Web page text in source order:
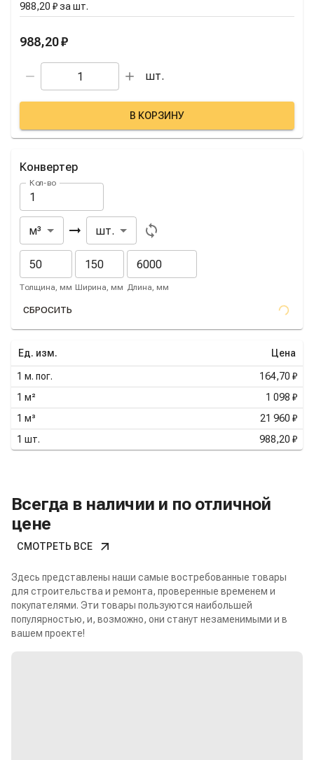
988,20 ₽за шт.
988,20 ₽
шт.
В КОРЗИНУ
Конвертер
Кол-во
Из
м³
В
шт.
Толщина, мм Ширина, мм Длина, мм
СБРОСИТЬ
Ед. изм. Цена
1 м. пог.
164,70 ₽
1 м²
1 098 ₽
1 м³
21 960 ₽
1 шт. 988,20 ₽
Всегда в наличии и по отличной
цене
СМОТРЕТЬ ВСЕ
Здесь представлены наши самые востребованные товары
для строительства и ремонта, проверенные временем и
покупателями. Эти товары пользуются наибольшей
популярностью, и, возможно, они станут незаменимыми и в
вашем проекте!